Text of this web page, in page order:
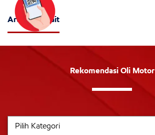
Artikel Terkait
Rekomendasi Oli Motor